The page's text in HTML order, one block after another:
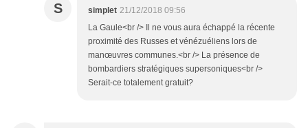
S simplet 21/12/2018 09:56
La Gaule<br /> Il ne vous aura échappé la récente
proximité des Russes et vénézuéliens lors de
manœuvres communes.<br /> La présence de
bombardiers stratégiques supersoniques<br />
Serait-ce totalement gratuit?